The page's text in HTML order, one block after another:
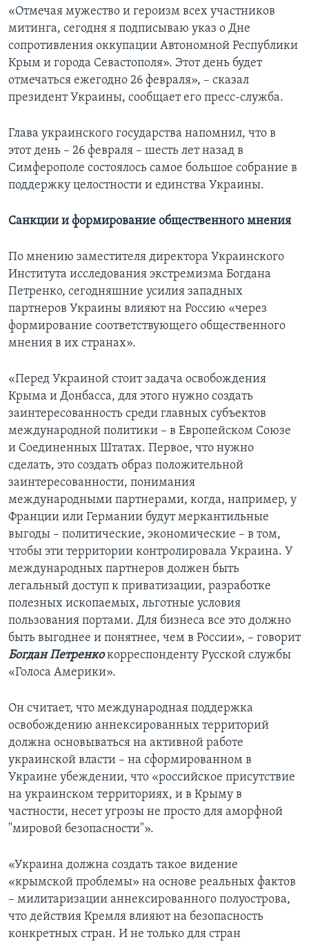
«Отмечая мужество и героизм всех участников
митинга, сегодня я подписываю указ о Дне
сопротивления оккупации Автономной Республики
Крым и города Севастополя». Этот день будет
отмечаться ежегодно 26 февраля», – сказал
президент Украины, сообщает его пресс-служба.
Глава украинского государства напомнил, что в
этот день – 26 февраля – шесть лет назад в
Симферополе состоялось самое большое собрание в
поддержку целостности и единства Украины.
Санкции и формирование общественного мнения
По мнению заместителя директора Украинского
Института исследования экстремизма Богдана
Петренко, сегодняшние усилия западных
партнеров Украины влияют на Россию «через
формирование соответствующего общественного
мнения в их странах».
«Перед Украиной стоит задача освобождения
Крыма и Донбасса, для этого нужно создать
заинтересованность среди главных субъектов
международной политики – в Европейском Союзе
и Соединенных Штатах. Первое, что нужно
сделать, это создать образ положительной
заинтересованности, понимания
международными партнерами, когда, например, у
Франции или Германии будут меркантильные
выгоды – политические, экономические – в том,
чтобы эти территории контролировала Украина. У
международных партнеров должен быть
легальный доступ к приватизации, разработке
полезных ископаемых, льготные условия
пользования портами. Для бизнеса все это должно
быть выгоднее и понятнее, чем в России», – говорит
Богдан Петренкокорреспонденту Русской службы
«Голоса Америки».
Он считает, что международная поддержка
освобождению аннексированных территорий
должна основываться на активной работе
украинской власти – на сформированном в
Украине убеждении, что «российское присутствие
на украинском территориях, и в Крыму в
частности, несет угрозы не просто для аморфной
"мировой безопасности"».
«Украина должна создать такое видение
«крымской проблемы» на основе реальных фактов
– милитаризации аннексированного полуострова,
что действия Кремля влияют на безопасность
конкретных стран. И не только для стран